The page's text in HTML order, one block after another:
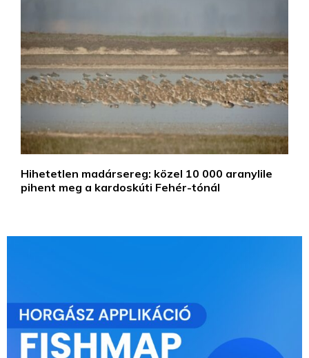
Hihetetlen madársereg: közel 10 000 aranylile
pihent meg a kardoskúti Fehér-tónál